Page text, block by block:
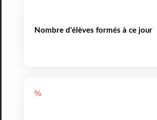
Nombre d'élèves formés à ce jour
%